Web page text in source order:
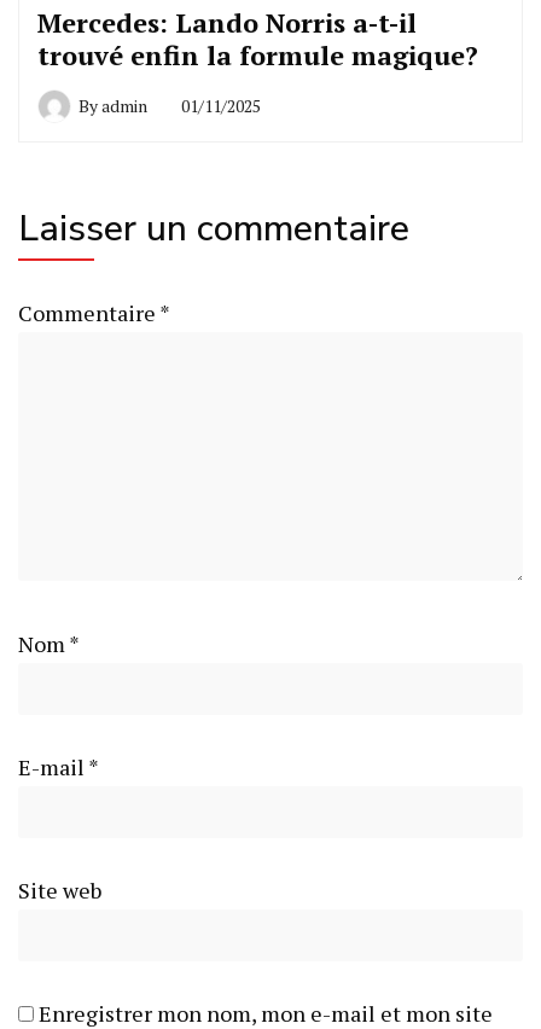
Mercedes: Lando Norris a-t-il
trouvé enfin la formule magique?
Byadmin 01/11/2025
Laisser un commentaire
Commentaire *
Nom *
E-mail *
Site web
Enregistrer mon nom, mon e-mail et mon site